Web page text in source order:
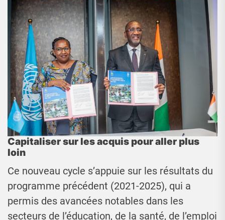
Capitaliser sur les acquis pour aller plus
loin
Ce nouveau cycle s’appuie sur les résultats du
programme précédent (2021-2025), qui a
permis des avancées notables dans les
secteurs de l’éducation, de la santé, de l’emploi